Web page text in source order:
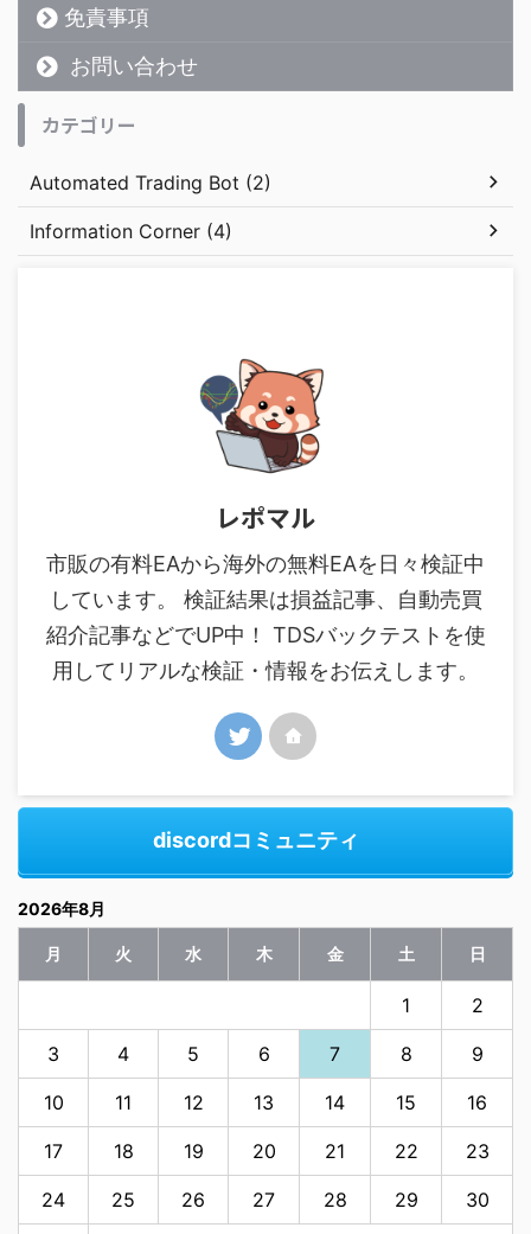
免責事項
お問い合わせ
カテゴリー
Automated Trading Bot (2)
Information Corner (4)
レポマル
市販の有料EAから海外の無料EAを日々検証中
しています。 検証結果は損益記事、自動売買
紹介記事などでUP中！ TDSバックテストを使
用してリアルな検証・情報をお伝えします。
discordコミュニティ
2026年8月
月 火 水 木 金 土 日
1 2
3 4 5 6 7 8 9
10 11 12 13 14 15 16
17 18 19 20 21 22 23
24 25 26 27 28 29 30